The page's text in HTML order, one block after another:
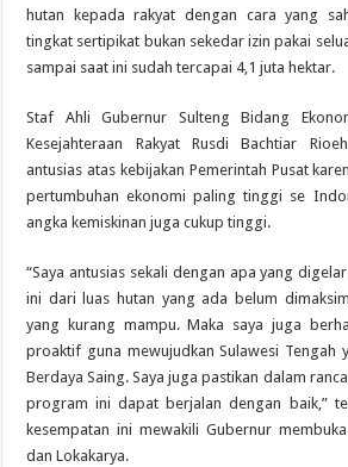
hutan kepada rakyat dengan cara yang
tingkat sertipikat bukan sekedar izin pakai
sampai saat ini sudah tercapai 4,1 juta hektar.
Staf Ahli Gubernur Sulteng Bidang
Kesejahteraan Rakyat Rusdi Bachtiar
antusias atas kebijakan Pemerintah Pusat
pertumbuhan ekonomi paling tinggi se
angka kemiskinan juga cukup tinggi.
“Saya antusias sekali dengan apa yang
ini dari luas hutan yang ada belum
yang kurang mampu. Maka saya juga
proaktif guna mewujudkan Sulawesi Tengah
Berdaya Saing. Saya juga pastikan dalam
program ini dapat berjalan dengan baik,”
kesempatan ini mewakili Gubernur
dan Lokakarya.